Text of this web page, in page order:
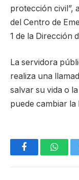
protección civil”,
del Centro de
1 de la Dirección
La servidora
realiza una
salvar su vida o
puede cambiar la
Facebook